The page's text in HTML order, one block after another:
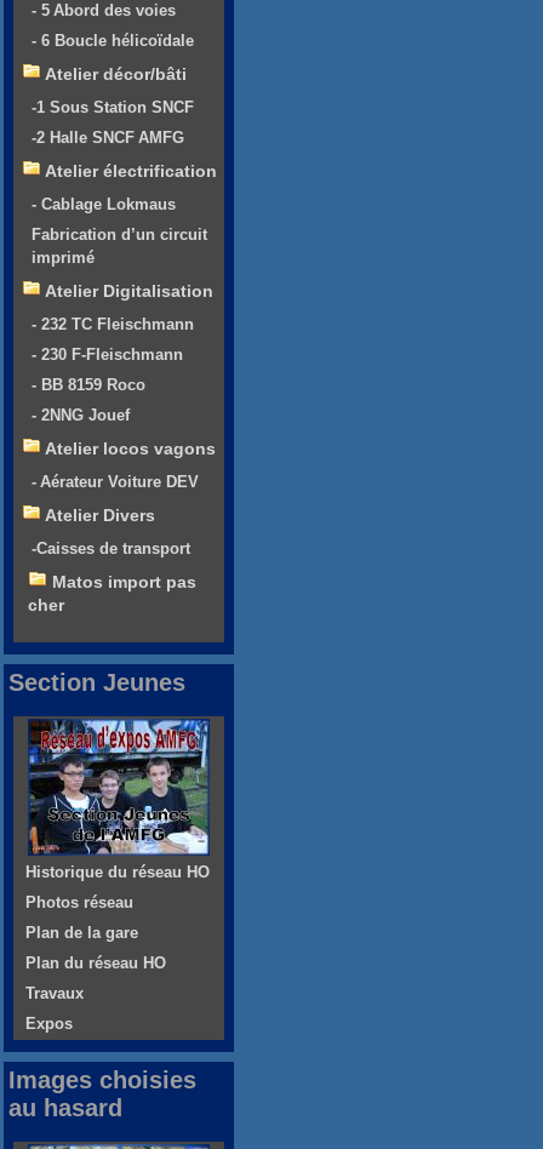
- 5 Abord des voies
- 6 Boucle hélicoïdale
Atelier décor/bâti
-1 Sous Station SNCF
-2 Halle SNCF AMFG
Atelier électrification
- Cablage Lokmaus
Fabrication d’un circuit
imprimé
Atelier Digitalisation
- 232 TC Fleischmann
- 230 F-Fleischmann
- BB 8159 Roco
- 2NNG Jouef
Atelier locos vagons
- Aérateur Voiture DEV
Atelier Divers
-Caisses de transport
Matos import pas
cher
Section Jeunes
Historique du réseau HO
Photos réseau
Plan de la gare
Plan du réseau HO
Travaux
Expos
Images choisies
au hasard